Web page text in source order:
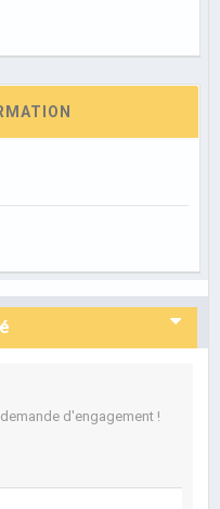
demande d'engagement !